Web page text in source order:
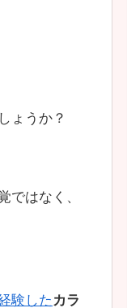
ょうか？
ではなく、
験した カラ